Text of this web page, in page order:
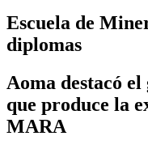
Escuela de
diplomas
Aoma destacó
que produce la
MARA